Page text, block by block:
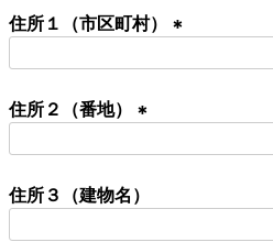
須
住所１（市区町村）
住所２（番地）
須
住所３（建物名）